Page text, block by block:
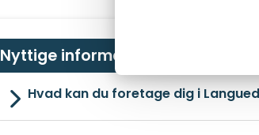
Nyttige informationer om
Hvad kan du foretage dig i